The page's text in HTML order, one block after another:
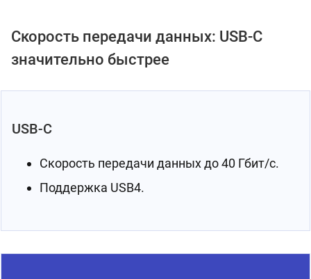
Скорость передачи данных: USB-C
значительно быстрее
USB-C
Скорость передачи данных до 40 Гбит/с.
Поддержка USB4.